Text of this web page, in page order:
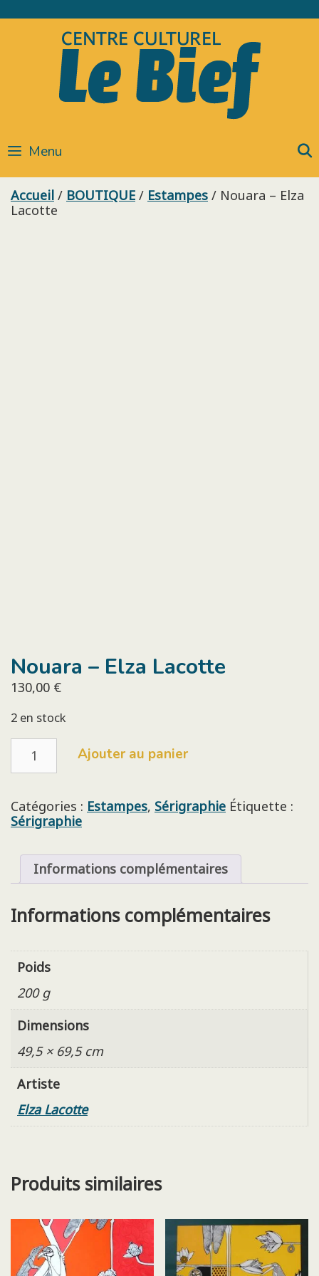
to
Menu
Accueil / BOUTIQUE / Estampes / Nouara – Elza
Lacotte
Nouara – Elza Lacotte
130,00 €
2 en stock
quantité
Nouara
Elza
Lacotte
Ajouter au panier
Catégories : Estampes, Sérigraphie Étiquette :
Sérigraphie
Informations complémentaires
Informations complémentaires
Poids
200 g
Dimensions
49,5 × 69,5 cm
Artiste
Elza Lacotte
Produits similaires